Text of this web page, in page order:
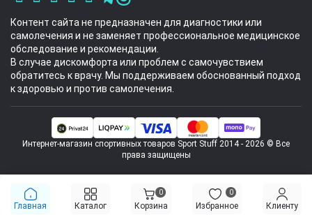
Главная Каталог
0
Корзина
0
Избранное Клиенту
Контент сайта не предназначен для диагностики или
самолечения и не заменяет профессиональное медицинское
обследование и рекомендации.
В случае дискомфорта или проблем с самочувствием
обратитесь к врачу. Мы поддерживаем обоснованный подход
к здоровью и против самолечения.
Интернет-магазин спортивных товаров Sport Stuff 2014 - 2026 © Все
права защищены